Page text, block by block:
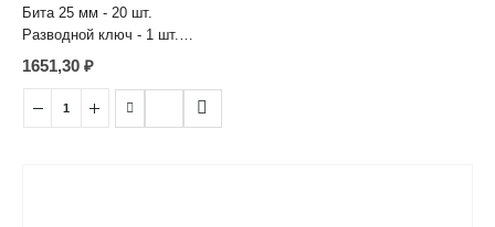
Бита 25 мм - 20 шт.
Разводной ключ - 1 шт.
Пассатижи - 1 шт.
Рукоятка для бит - 1 шт.
Шестигранный ключ - 8 шт: 1.5, 2, 2.5, 3, 4, 5, 5.5, 6 мм.
1651,30 ₽